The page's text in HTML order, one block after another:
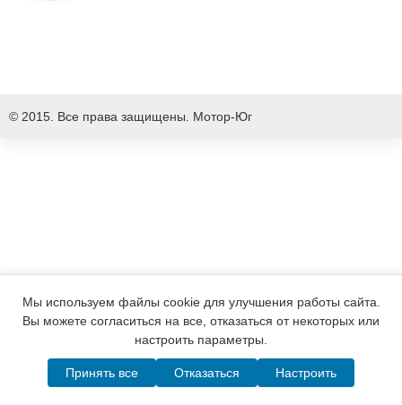
© 2015. Все права защищены. Мотор-Юг
Написать в MAX Telegram WhatsApp Позвонить
Мы используем файлы cookie для улучшения работы сайта.
Вы можете согласиться на все, отказаться от некоторых или
настроить параметры.
Принять все Отказаться Настроить